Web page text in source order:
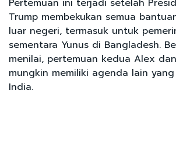
Pertemuan ini terjadi setelah
Trump membekukan semua
luar negeri, termasuk untuk
sementara Yunus di Bangladesh.
menilai, pertemuan kedua Alex
mungkin memiliki agenda lain
India.